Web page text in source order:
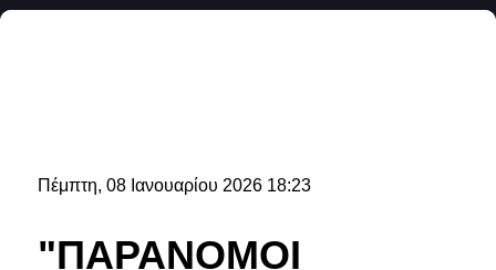
Πέμπτη, 08 Ιανουαρίου 2026 18:23
"ΠΑΡΑΝΟΜΟΙ